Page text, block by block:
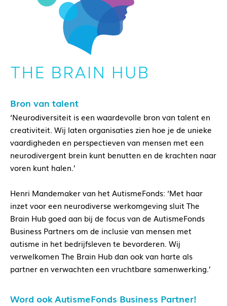
Bron van talent
‘Neurodiversiteit is een waardevolle bron van talent en
creativiteit. Wij laten organisaties zien hoe je de unieke
vaardigheden en perspectieven van mensen met een
neurodivergent brein kunt benutten en de krachten naar
voren kunt halen.’
Henri Mandemaker van het AutismeFonds: ‘Met haar
inzet voor een neurodiverse werkomgeving sluit The
Brain Hub goed aan bij de focus van de AutismeFonds
Business Partners om de inclusie van mensen met
autisme in het bedrijfsleven te bevorderen. Wij
verwelkomen The Brain Hub dan ook van harte als
partner en verwachten een vruchtbare samenwerking.’
Word ook AutismeFonds Business Partner!